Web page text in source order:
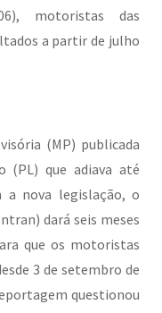
motoristas das
a partir de julho
(MP) publicada
(PL) que adiava até
a nova legislação, o
dará seis meses
que os motoristas
3 de setembro de
questionou